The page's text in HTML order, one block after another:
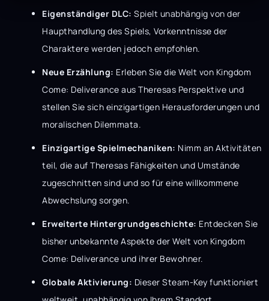
Eigenständiger DLC: Spielt unabhängig von der
Haupthandlung des Spiels, Vorkenntnisse der
Charaktere werden jedoch empfohlen.
Neue Erzählung: Erleben Sie die Welt von Kingdom
Come: Deliverance aus Theresas Perspektive und
stellen Sie sich einzigartigen Herausforderungen und
moralischen Dilemmata.
Einzigartige Spielmechaniken: Nimm an Aktivitäten
teil, die auf Theresas Fähigkeiten und Umstände
zugeschnitten sind und so für eine willkommene
Abwechslung sorgen.
Erweiterte Hintergrundgeschichte: Entdecken Sie
bisher unbekannte Aspekte der Welt von Kingdom
Come: Deliverance und ihrer Bewohner.
Globale Aktivierung: Dieser Steam-Key funktioniert